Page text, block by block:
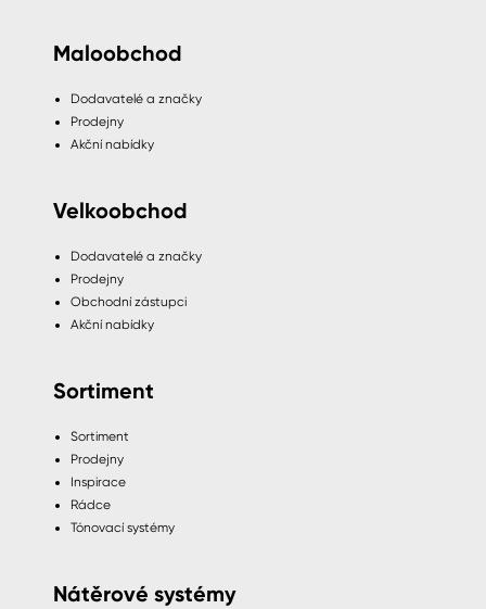
Maloobchod
Dodavatelé a značky
Prodejny
Akční nabídky
Velkoobchod
Dodavatelé a značky
Prodejny
Obchodní zástupci
Akční nabídky
Sortiment
Sortiment
Prodejny
Inspirace
Rádce
Tónovací systémy
Nátěrové systémy